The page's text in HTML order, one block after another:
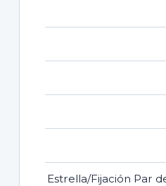
Estrella/Fijación Par